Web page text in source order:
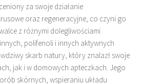
za swoje działanie
oraz regeneracyjne, co czyni go
z różnymi dolegliwościami.
polifenoli i innych aktywnych
skarb natury, który znalazł swoje
jak i w domowych apteczkach. Jego
skórnych, wspieraniu układu